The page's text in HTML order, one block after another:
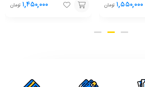
۱,۵۵۰,۰۰۰ تومان ۱,۴۵۰,۰۰۰ تومان